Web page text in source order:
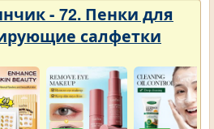
- 72. Пенки для
салфетки